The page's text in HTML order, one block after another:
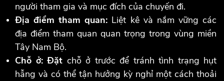
người tham gia và mục đích của chuyến đi.
Địa điểm tham quan: Liệt kê và nắm vững các
địa điểm tham quan quan trọng trong vùng miền
Tây Nam Bộ.
Chỗ ở: Đặt chỗ ở trước để tránh tình trạng hụt
hẫng và có thể tận hưởng kỳ nghỉ một cách thoải